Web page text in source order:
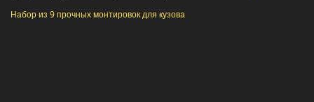
Набор из 9 прочных монтировок для кузова